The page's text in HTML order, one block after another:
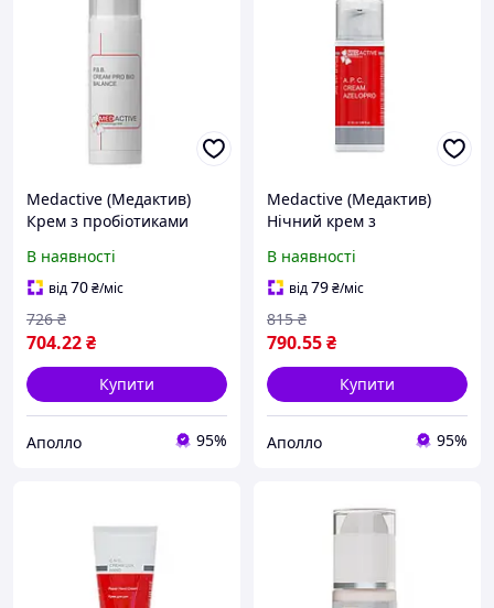
Medactive (Медактив)
Крем з пробіотиками
Balance для обличчя, 50
мл
В наявності
від70₴/міс
704.22₴
726 ₴
Купити
Аполло 95%
Medactive (Медактив)
Нічний крем з
A.P.C. Cream Azelopro, 50
мл
В наявності
від79₴/міс
790.55₴
815 ₴
Купити
Аполло 95%